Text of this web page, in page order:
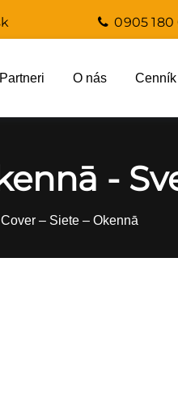
0905 180
Partneri O nás Cenník
-
Cover – Siete – Okennā